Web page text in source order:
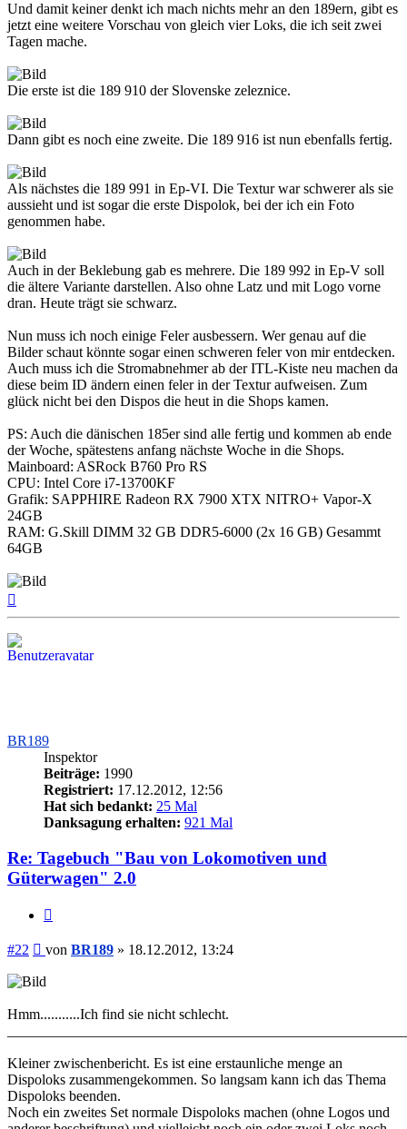
Und damit keiner denkt ich mach nichts mehr an den 189ern, gibt es
jetzt eine weitere Vorschau von gleich vier Loks, die ich seit zwei
Tagen mache.
Die erste ist die 189 910 der Slovenske zeleznice.
Dann gibt es noch eine zweite. Die 189 916 ist nun ebenfalls fertig.
Als nächstes die 189 991 in Ep-VI. Die Textur war schwerer als sie
aussieht und ist sogar die erste Dispolok, bei der ich ein Foto
genommen habe.
Auch in der Beklebung gab es mehrere. Die 189 992 in Ep-V soll
die ältere Variante darstellen. Also ohne Latz und mit Logo vorne
dran. Heute trägt sie schwarz.
Nun muss ich noch einige Feler ausbessern. Wer genau auf die
Bilder schaut könnte sogar einen schweren feler von mir entdecken.
Auch muss ich die Stromabnehmer ab der ITL-Kiste neu machen da
diese beim ID ändern einen feler in der Textur aufweisen. Zum
glück nicht bei den Dispos die heut in die Shops kamen.
PS: Auch die dänischen 185er sind alle fertig und kommen ab ende
der Woche, spätestens anfang nächste Woche in die Shops.
Mainboard: ASRock B760 Pro RS
CPU: Intel Core i7-13700KF
Grafik: SAPPHIRE Radeon RX 7900 XTX NITRO+ Vapor-X
24GB
RAM: G.Skill DIMM 32 GB DDR5-6000 (2x 16 GB) Gesammt
64GB
BR189
Inspektor
Beiträge: 1990
Registriert: 17.12.2012, 12:56
Hat sich bedankt: 25 Mal
Danksagung erhalten: 921 Mal
Re: Tagebuch "Bau von Lokomotiven und
Güterwagen" 2.0
#22 Beitrag
von BR189 » 18.12.2012, 13:24
Hmm...........Ich find sie nicht schlecht.
Kleiner zwischenbericht. Es ist eine erstaunliche menge an
Dispoloks zusammengekommen. So langsam kann ich das Thema
Dispoloks beenden.
Noch ein zweites Set normale Dispoloks machen (ohne Logos und